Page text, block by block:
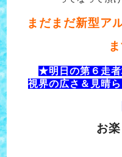
まだまだ新型ア
★明日の第６走者
視界の広さ＆見晴
お